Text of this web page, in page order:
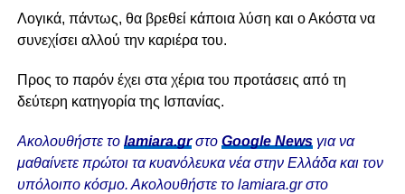
Λογικά, πάντως, θα βρεθεί κάποια λύση και ο Ακόστα να
συνεχίσει αλλού την καριέρα του.
Προς το παρόν έχει στα χέρια του προτάσεις από τη
δεύτερη κατηγορία της Ισπανίας.
Ακολουθήστε το lamiara.grστο Google Newsγια να
μαθαίνετε πρώτοι τα κυανόλευκα νέα στην Ελλάδα και τον
υπόλοιπο κόσμο. Ακολουθήστε το lamiara.gr στο